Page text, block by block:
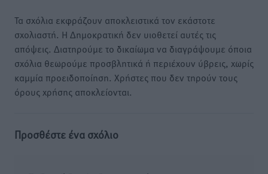
Τα σχόλια εκφράζουν αποκλειστικά τον εκάστοτε
σχολιαστή. Η Δημοκρατική δεν υιοθετεί αυτές τις
απόψεις. Διατηρούμε το δικαίωμα να διαγράψουμε όποια
σχόλια θεωρούμε προσβλητικά ή περιέχουν ύβρεις, χωρίς
καμμία προειδοποίηση. Χρήστες που δεν τηρούν τους
όρους χρήσης αποκλείονται.
Προσθέστε ένα σχόλιο